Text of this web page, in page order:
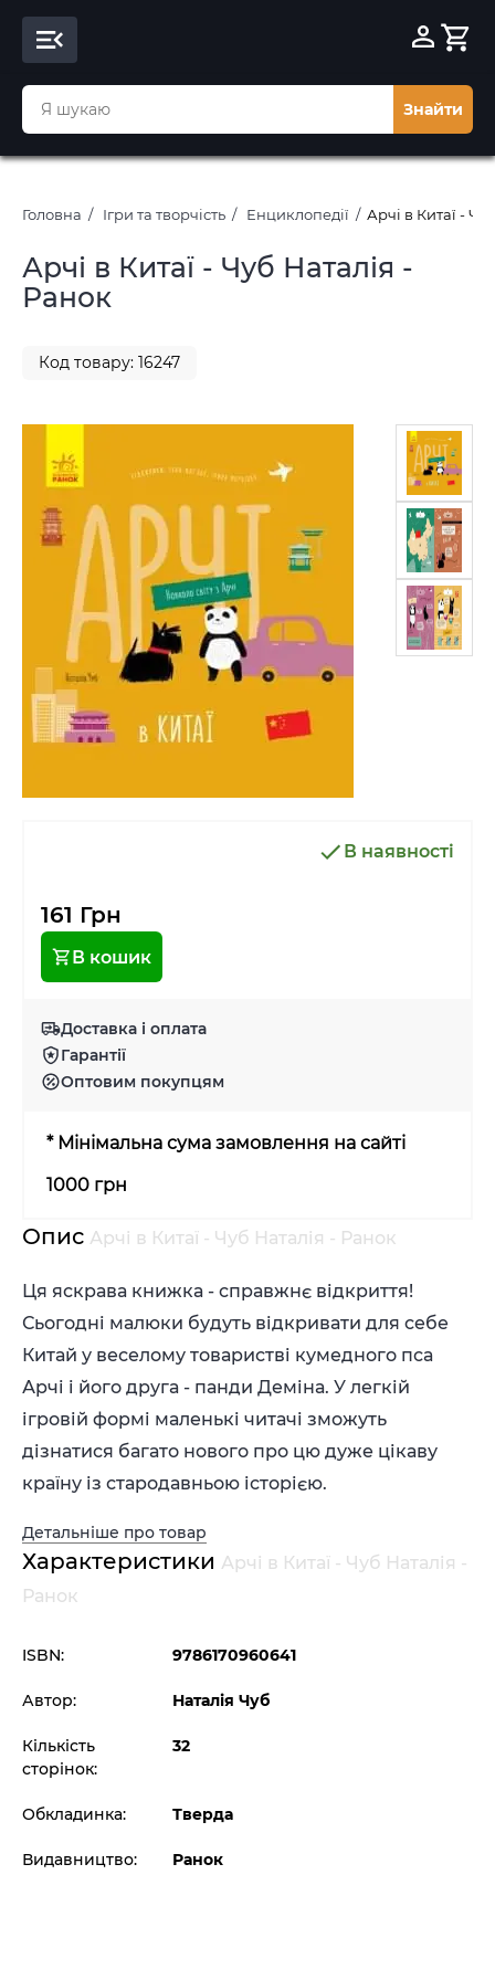
Знайти
Головна Ігри та творчість Енциклопедії Арчі в Китаї -
Арчі в Китаї - Чуб Наталія -
Ранок
Код товару: 16247
В наявності
161 Грн
В кошик
Доставка і оплата
Гарантії
Оптовим покупцям
* Мінімальна сума замовлення на сайті
1000 грн
Опис Арчі в Китаї - Чуб Наталія - Ранок
Ця яскрава книжка - справжнє відкриття!
Сьогодні малюки будуть відкривати для себе
Китай у веселому товаристві кумедного пса
Арчі і його друга - панди Деміна. У легкій
ігровій формі маленькі читачі зможуть
дізнатися багато нового про цю дуже цікаву
країну із стародавньою історією.
Детальніше про товар
Характеристики Арчі в Китаї - Чуб Наталія -
Ранок
ISBN: 9786170960641
Автор: Наталія Чуб
Кількість
сторінок:
32
Обкладинка: Тверда
Видавництво: Ранок